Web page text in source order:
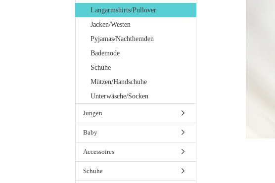
Langarmshirts/Pullover
Jacken/Westen
Pyjamas/Nachthemden
Bademode
Schuhe
Mützen/Handschuhe
Unterwäsche/Socken
Jungen
Baby
Accessoires
Schuhe